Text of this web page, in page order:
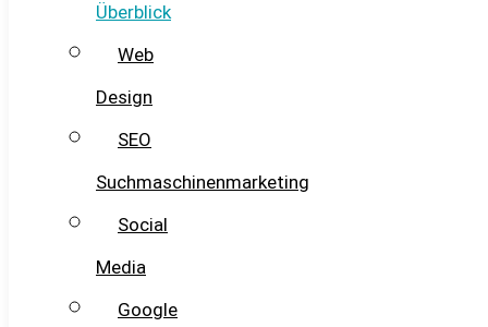
Überblick
Web
Design
SEO
Suchmaschinenmarketing
Social
Media
Google